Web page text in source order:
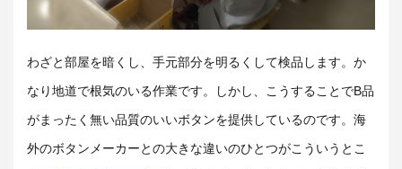
わざと部屋を暗くし、手元部分を明るくして検品します。か
なり地道で根気のいる作業です。しかし、こうすることでB品
がまったく無い品質のいいボタンを提供しているのです。海
外のボタンメーカーとの大きな違いのひとつがこういうとこ